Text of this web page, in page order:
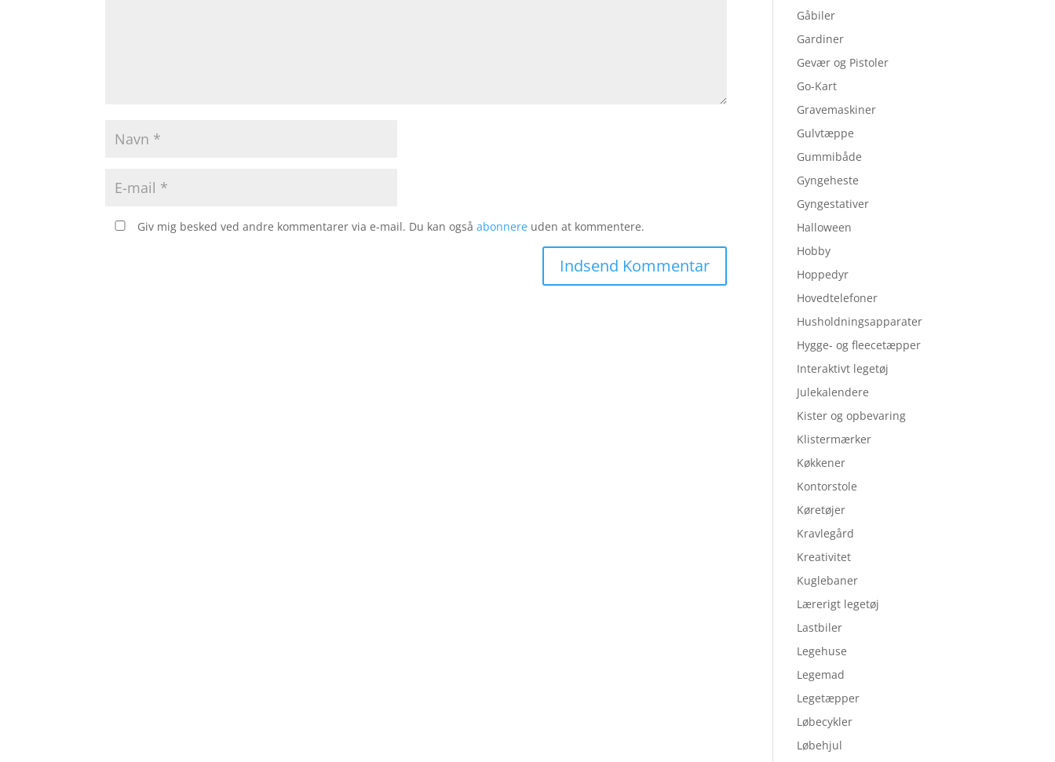
Giv mig besked ved andre kommentarer via e-mail. Du kan ogsåabonnere uden at kommentere.
Gåbiler
Gardiner
Gevær og Pistoler
Go-Kart
Gravemaskiner
Gulvtæppe
Gummibåde
Gyngeheste
Gyngestativer
Halloween
Hobby
Hoppedyr
Hovedtelefoner
Husholdningsapparater
Hygge- og fleecetæpper
Interaktivt legetøj
Julekalendere
Kister og opbevaring
Klistermærker
Køkkener
Kontorstole
Køretøjer
Kravlegård
Kreativitet
Kuglebaner
Lærerigt legetøj
Lastbiler
Legehuse
Legemad
Legetæpper
Løbecykler
Løbehjul